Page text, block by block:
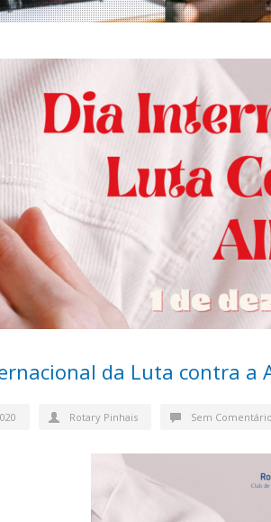
da Luta contra a
Rotary Pinhais Sem